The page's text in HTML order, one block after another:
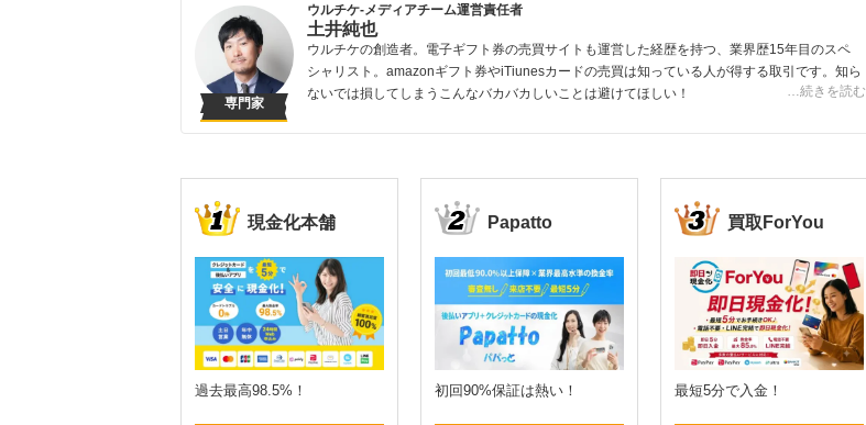
専門家
ウルチケ-メディアチーム運営責任者
土井純也
…続きを読む
ウルチケの創造者。電子ギフト券の売買サイトも運営した経歴を持つ、業界歴15年目のスペ
シャリスト。amazonギフト券やiTiunesカードの売買は知っている人が得する取引です。知ら
ないでは損してしまうこんなバカバカしいことは避けてほしい！
現金化本舗
過去最高98.5%！
Papatto
初回90%保証は熱い！
買取ForYou
最短5分で入金！